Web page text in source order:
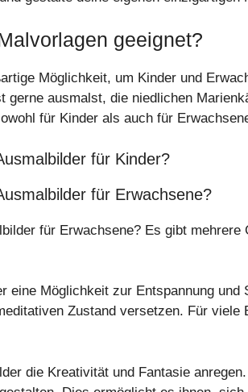
geeignet?
Möglichkeit, um Kinder und
ausmalst, die niedlichen
für Kinder als auch für
für Kinder?
für Erwachsene?
für Erwachsene? Es gibt
eine Möglichkeit zur Entspannung
Zustand versetzen. Für
die Kreativität und Fantasie